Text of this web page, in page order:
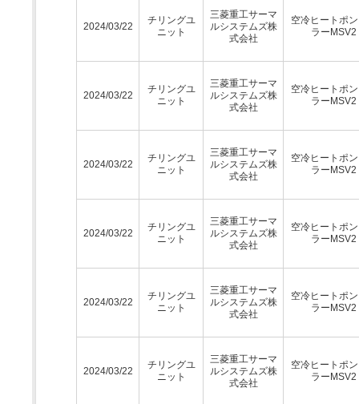
2024/03/22
チリングユ
ニット
三菱重工サーマ
ルシステムズ株
式会社
空冷ヒートポ
ラーMSV2
2024/03/22
チリングユ
ニット
三菱重工サーマ
ルシステムズ株
式会社
空冷ヒートポ
ラーMSV2
2024/03/22
チリングユ
ニット
三菱重工サーマ
ルシステムズ株
式会社
空冷ヒートポ
ラーMSV2
2024/03/22
チリングユ
ニット
三菱重工サーマ
ルシステムズ株
式会社
空冷ヒートポ
ラーMSV2
2024/03/22
チリングユ
ニット
三菱重工サーマ
ルシステムズ株
式会社
空冷ヒートポ
ラーMSV2
2024/03/22
チリングユ
ニット
三菱重工サーマ
ルシステムズ株
式会社
空冷ヒートポ
ラーMSV2